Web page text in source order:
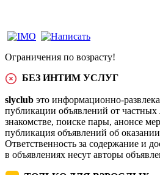
Ограничения по возрасту!
БЕЗ ИНТИМ УСЛУГ
slyclub это информационно-
публикации объявлений от
знакомстве, поиске пары, анонсе
публикация объявлений об
Ответственность за содержание и
в объявлениях несут авторы